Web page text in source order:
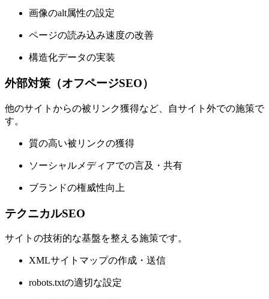
画像のalt属性の設定
ページの読み込み速度の改善
構造化データの実装
外部対策（オフページSEO）
他のサイトからの被リンク獲得など、自サイト外での施策で
す。
質の高い被リンクの獲得
ソーシャルメディアでの言及・共有
ブランドの権威性向上
テクニカルSEO
サイトの技術的な基盤を整える施策です。
XMLサイトマップの作成・送信
robots.txtの適切な設定